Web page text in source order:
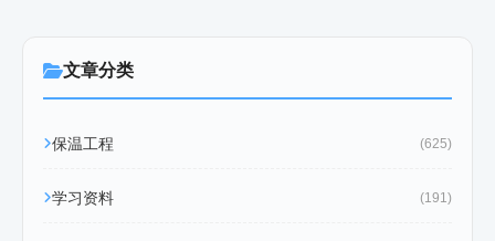
文章分类
保温工程 (625)
学习资料 (191)